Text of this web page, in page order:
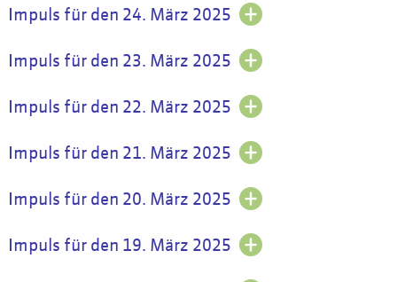
Impuls für den 24. März 2025
Impuls für den 23. März 2025
Impuls für den 22. März 2025
Impuls für den 21. März 2025
Impuls für den 20. März 2025
Impuls für den 19. März 2025